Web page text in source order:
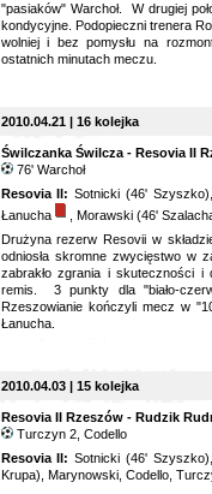
"pasiaków" Warchoł. W drugiej
kondycyjne. Podopieczni trenera
wolniej i bez pomysłu na
ostatnich minutach meczu.
2010.04.21 | 16 kolejka
Świlczanka Świlcza - Resovia II
76' Warchoł
Resovia II: Sotnicki (46'
Łanucha
, Morawski (46'
Drużyna rezerw Resovii w
odniosła skromne zwycięstwo w
zabrakło zgrania i skuteczności i
remis. 3 punkty dla "biało-
Rzeszowianie kończyli mecz w
Łanucha.
2010.04.03 | 15 kolejka
Resovia II Rzeszów - Rudzik
Turczyn 2, Codello
Resovia II: Sotnicki (46'
Krupa), Marynowski, Codello,